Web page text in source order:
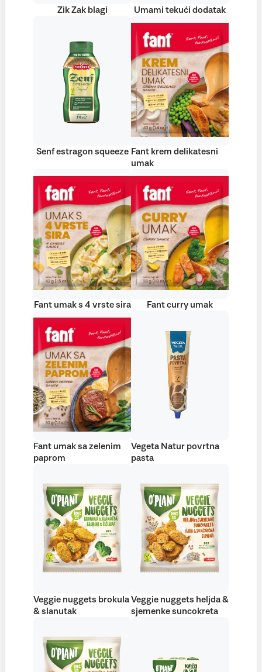
Zik Zak blagi Umami tekući dodatak
Senf estragon squeeze Fant krem delikatesni
umak
Fant umak s 4 vrste sira Fant curry umak
Fant umak sa zelenim
paprom
Vegeta Natur povrtna
pasta
Veggie nuggets brokula
& slanutak
Veggie nuggets heljda &
sjemenke suncokreta